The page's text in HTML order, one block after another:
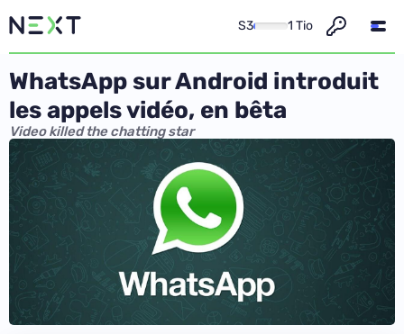
S3 1 Tio
WhatsApp sur Android introduit
les appels vidéo, en bêta
Video killed the chatting star